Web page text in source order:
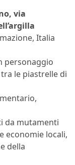
via
Italia
personaggio
le piastrelle di
da mutamenti
economie locali,
della